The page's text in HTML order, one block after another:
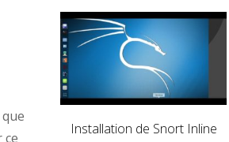
ce
Installation de Snort Inline